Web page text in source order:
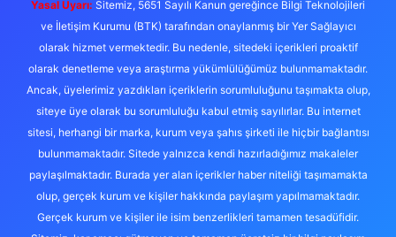
Yasal Uyarı: Sitemiz, 5651 Sayılı Kanun gereğince Bilgi Teknolojileri
ve İletişim Kurumu (BTK) tarafından onaylanmış bir Yer Sağlayıcı
olarak hizmet vermektedir. Bu nedenle, sitedeki içerikleri proaktif
olarak denetleme veya araştırma yükümlülüğümüz bulunmamaktadır.
Ancak, üyelerimiz yazdıkları içeriklerin sorumluluğunu taşımakta olup,
siteye üye olarak bu sorumluluğu kabul etmiş sayılırlar. Bu internet
sitesi, herhangi bir marka, kurum veya şahıs şirketi ile hiçbir bağlantısı
bulunmamaktadır. Sitede yalnızca kendi hazırladığımız makaleler
paylaşılmaktadır. Burada yer alan içerikler haber niteliği taşımamakta
olup, gerçek kurum ve kişiler hakkında paylaşım yapılmamaktadır.
Gerçek kurum ve kişiler ile isim benzerlikleri tamamen tesadüfidir.